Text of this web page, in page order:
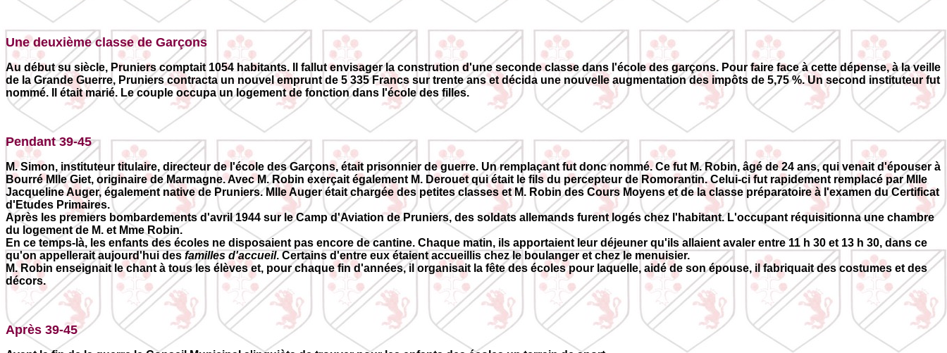
Une deuxième classe de Garçons
Au début su siècle, Pruniers comptait 1054 habitants. Il fallut envisager la constrution d'une seconde classe dans l'école des garçons. Pour faire face à cette dépense, à la veille
de la Grande Guerre, Pruniers contracta un nouvel emprunt de 5 335 Francs sur trente ans et décida une nouvelle augmentation des impôts de 5,75 %. Un second instituteur fut
nommé. Il était marié. Le couple occupa un logement de fonction dans l'école des filles.
Pendant 39-45
M. Simon, instituteur titulaire, directeur de l'école des Garçons, était prisonnier de guerre. Un remplaçant fut donc nommé. Ce fut M. Robin, âgé de 24 ans, qui venait d'épouser à
Bourré Mlle Giet, originaire de Marmagne. Avec M. Robin exerçait également M. Derouet qui était le fils du percepteur de Romorantin. Celui-ci fut rapidement remplacé par Mlle
Jacqueline Auger, également native de Pruniers. Mlle Auger était chargée des petites classes et M. Robin des Cours Moyens et de la classe préparatoire à l'examen du Certificat
d'Etudes Primaires.
Après les premiers bombardements d'avril 1944 sur le Camp d'Aviation de Pruniers, des soldats allemands furent logés chez l'habitant. L'occupant réquisitionna une chambre
du logement de M. et Mme Robin.
En ce temps-là, les enfants des écoles ne disposaient pas encore de cantine. Chaque matin, ils apportaient leur déjeuner qu'ils allaient avaler entre 11 h 30 et 13 h 30, dans ce
qu'on appellerait aujourd'hui des familles d'accueil. Certains d'entre eux étaient accueillis chez le boulanger et chez le menuisier.
M. Robin enseignait le chant à tous les élèves et, pour chaque fin d'années, il organisait la fête des écoles pour laquelle, aidé de son épouse, il fabriquait des costumes et des
décors.
Après 39-45